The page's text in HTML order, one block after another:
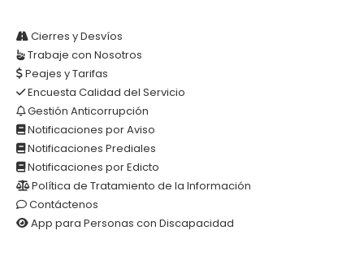
Cierres y Desvíos
Trabaje con Nosotros
Peajes y Tarifas
Encuesta Calidad del Servicio
Gestión Anticorrupción
Notificaciones por Aviso
Notificaciones Prediales
Notificaciones por Edicto
Política de Tratamiento de la Información
Contáctenos
App para Personas con Discapacidad